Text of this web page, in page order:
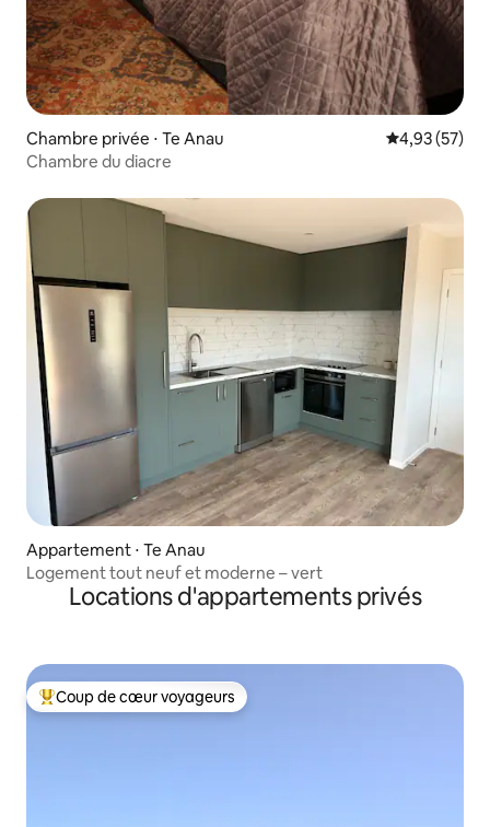
Chambre privée ⋅ Te Anau Évaluation
4,93 (57)
Chambre du diacre
Appartement ⋅ Te Anau
Logement tout neuf et moderne – vert
Locations d'appartements privés
Coups de cœur voyageurs les plus appréciés
Coup de cœur voyageurs